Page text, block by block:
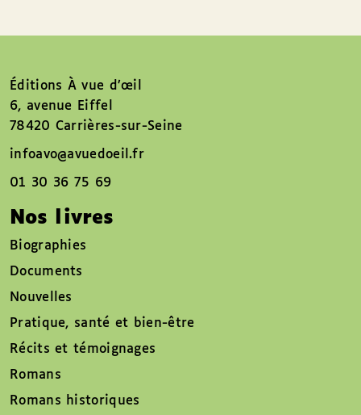
Éditions À vue d’œil
6, avenue Eiffel
78420 Carrières-sur-Seine
infoavo@avuedoeil.fr
01 30 36 75 69
Nos livres
Biographies
Documents
Nouvelles
Pratique, santé et bien-être
Récits et témoignages
Romans
Romans historiques